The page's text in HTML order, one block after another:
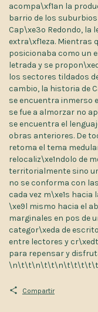
acompa\xf1an la
barrio de los
Cap\xe3o Redondo, la
extra\xf1eza. Mientras
posicionaba como un
letrada y se
los sectores tildados
cambio, la historia de
se encuentra inmerso
se fue a almorzar no
se encuentra el
obras anteriores. De
retoma el tema
relocaliz\xe1ndolo de
territorialmente sino
no se conforma con
cada vez m\xe1s
\xe9l mismo hacia el
marginales en pos de
categor\xeda de
entre lectores y
para repensar y
Compartir